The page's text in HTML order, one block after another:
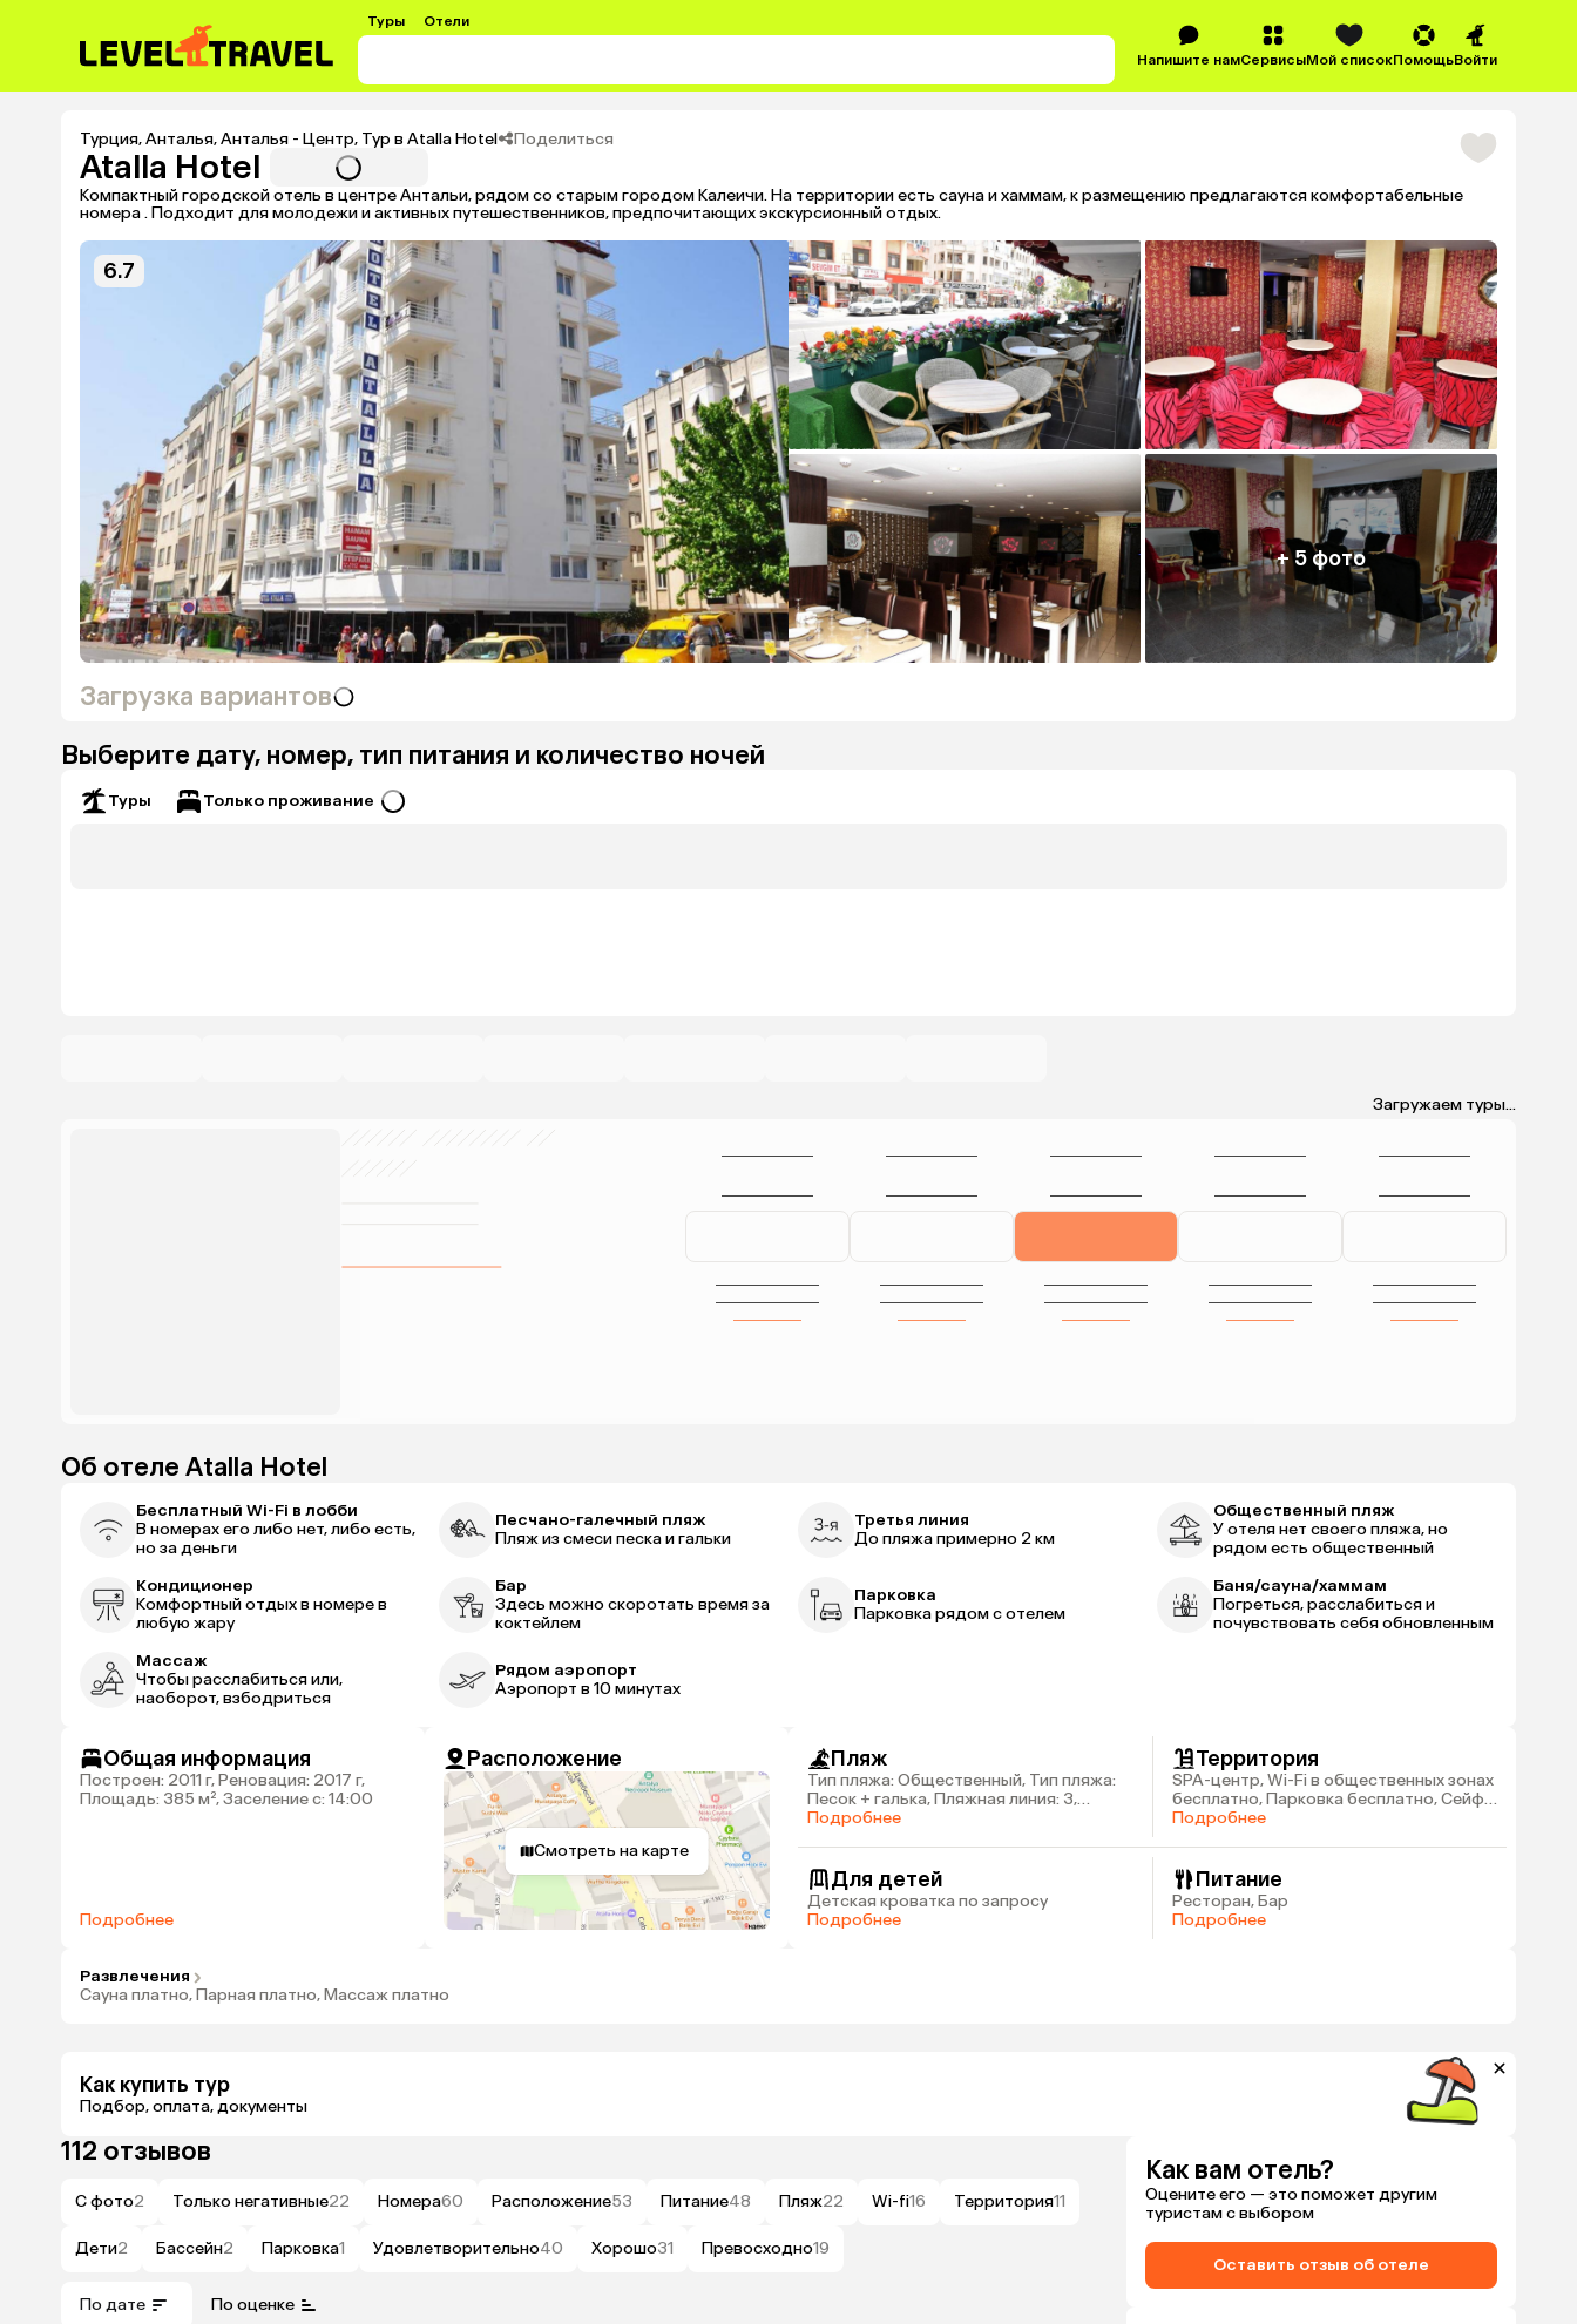
Туры Отели
Напишите намСервисыМой списокПомощьВойти
Турция,Анталья,Анталья - Центр, Тур в Atalla Hotel Поделиться
Atalla Hotel
Компактный городской отель в центре Антальи, рядом со старым городом Калеичи. На территории есть сауна и хаммам, к размещению предлагаются комфортабельные
номера . Подходит для молодежи и активных путешественников, предпочитающих экскурсионный отдых.
6.7
+ 5 фото
Загрузка вариантов
Выберите дату, номер, тип питания и количество ночей
Туры Только проживание
Загружаем туры...
Об отеле Atalla Hotel
Бесплатный Wi-Fi в лобби
В номерах его либо нет, либо есть,
но за деньги
Песчано-галечный пляж
Пляж из смеси песка и гальки
Третья линия
До пляжа примерно 2 км
Общественный пляж
У отеля нет своего пляжа, но
рядом есть общественный
Кондиционер
Комфортный отдых в номере в
любую жару
Бар
Здесь можно скоротать время за
коктейлем
Парковка
Парковка рядом с отелем
Баня/сауна/хаммам
Погреться, расслабиться и
почувствовать себя обновленным
Массаж
Чтобы расслабиться или,
наоборот, взбодриться
Рядом аэропорт
Аэропорт в 10 минутах
Общая информация
Построен: 2011 г, Реновация: 2017 г,
Площадь: 385 м², Заселение с: 14:00
Подробнее
Расположение
Смотреть на карте
Пляж
Тип пляжа: Общественный, Тип пляжа:
Песок + галька, Пляжная линия: 3,
Расстояние до пляжа: 2 км
Подробнее
Территория
SPA-центр, Wi-Fi в общественных зонах
бесплатно, Парковка бесплатно, Сейф
на ресепшн платно
Подробнее
Для детей
Детская кроватка по запросу
Подробнее
Питание
Ресторан, Бар
Подробнее
Развлечения
Сауна платно, Парная платно, Массаж платно
Как купить тур
Подбор, оплата, документы
112 отзывов
С фото2 Только негативные22 Номера60 Расположение53 Питание48 Пляж22 Wi-fi16 Территория11
Дети2 Бассейн2 Парковка1 Удовлетворительно40 Хорошо31 Превосходно19
По дате По оценке
Как вам отель?
Оцените его — это поможет другим
туристам с выбором
Оставить отзыв об отеле